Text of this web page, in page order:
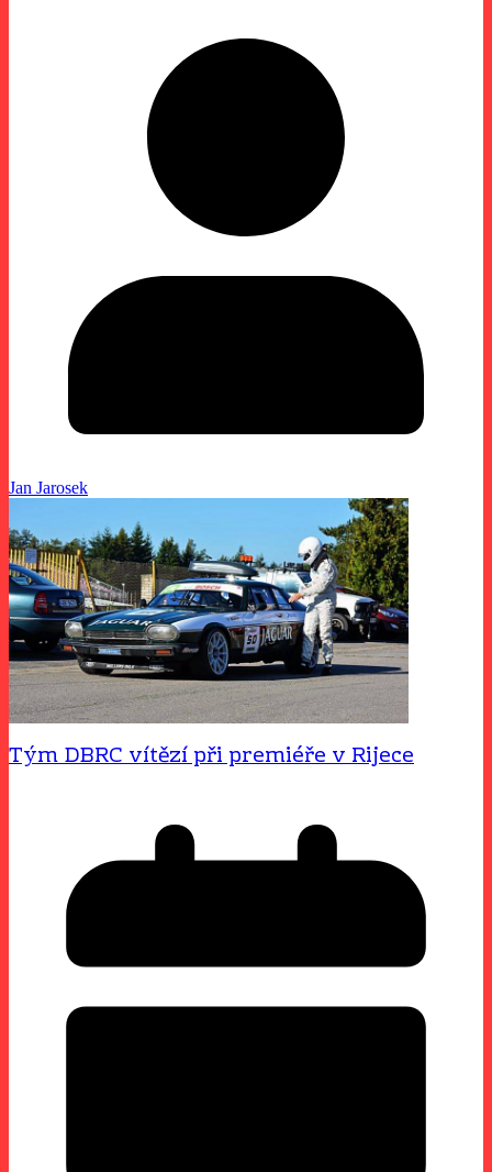
Jan Jarosek
Tým DBRC vítězí při premiéře v Rijece